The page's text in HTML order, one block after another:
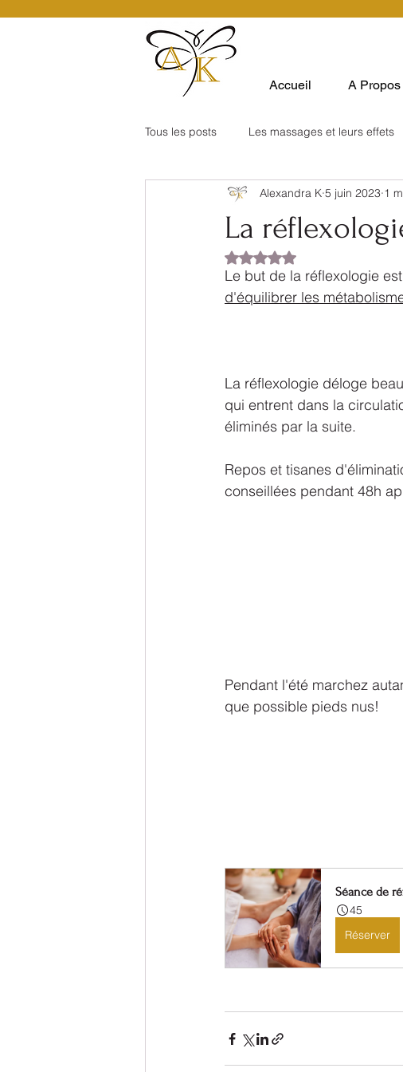
Accueil A Propos
Tous les posts Les massages et leurs effets
La
Alexandra K 5 juin 2023 1
Noté NaN étoiles sur 5.
Le but de la réflexologie
d'équilibrer les
La réflexologie déloge
qui entrent dans la
éliminés par la suite.
Repos et tisanes
conseillées pendant 48h
Pendant l'été marchez
que possible pieds nus!
Séance de
45
Réserver